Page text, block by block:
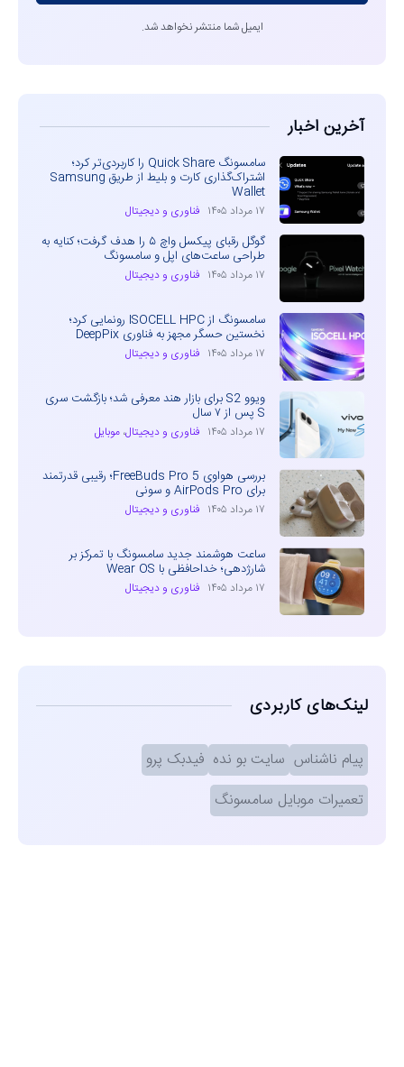
ایمیل شما منتشر نخواهد شد.
آخرین اخبار
سامسونگ Quick Share را کاربردی‌تر کرد؛
اشتراک‌گذاری کارت و بلیط از طریق Samsung
Wallet
۱۷ مرداد ۱۴۰۵ فناوری و دیجیتال
گوگل رقبای پیکسل واچ ۵ را هدف گرفت؛ کنایه به
طراحی ساعت‌های اپل و سامسونگ
۱۷ مرداد ۱۴۰۵ فناوری و دیجیتال
سامسونگ از ISOCELL HPC رونمایی کرد؛
نخستین حسگر مجهز به فناوری DeepPix
۱۷ مرداد ۱۴۰۵ فناوری و دیجیتال
ویوو S2 برای بازار هند معرفی شد؛ بازگشت سری
S پس از ۷ سال
۱۷ مرداد ۱۴۰۵ فناوری و دیجیتال، موبایل
بررسی هواوی FreeBuds Pro 5؛ رقیبی قدرتمند
برای AirPods Pro و سونی
۱۷ مرداد ۱۴۰۵ فناوری و دیجیتال
ساعت هوشمند جدید سامسونگ با تمرکز بر
شارژدهی؛ خداحافظی با Wear OS
۱۷ مرداد ۱۴۰۵ فناوری و دیجیتال
لینک‌های کاربردی
پیام ناشناس سایت بو نده فیدبک پرو
تعمیرات موبایل سامسونگ